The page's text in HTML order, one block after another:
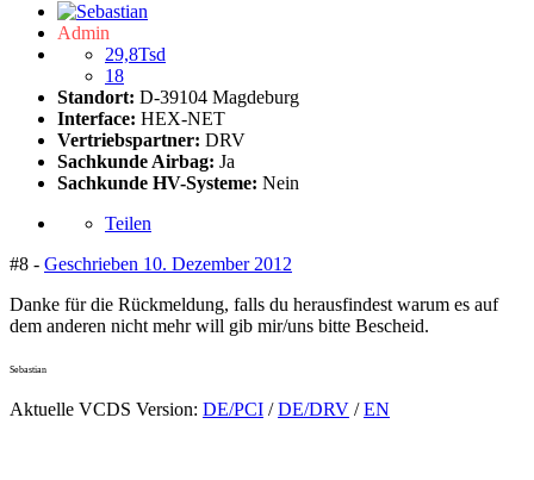
Admin
29,8Tsd
18
Standort: D-39104 Magdeburg
Interface: HEX-NET
Vertriebspartner: DRV
Sachkunde Airbag: Ja
Sachkunde HV-Systeme: Nein
Teilen
#8 - Geschrieben 10. Dezember 2012
Danke für die Rückmeldung, falls du herausfindest warum es auf
dem anderen nicht mehr will gib mir/uns bitte Bescheid.
Sebastian
Aktuelle VCDS Version: DE/PCI /DE/DRV /EN